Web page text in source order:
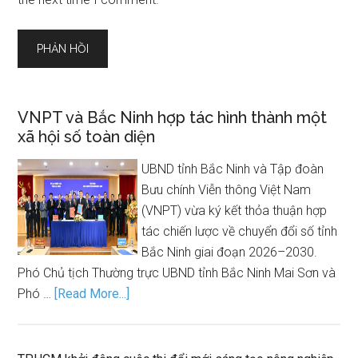
VNPT và Bắc Ninh hợp tác hình thành một
xã hội số toàn diện
UBND tỉnh Bắc Ninh và Tập đoàn
Bưu chính Viễn thông Việt Nam
(VNPT) vừa ký kết thỏa thuận hợp
tác chiến lược về chuyển đổi số tỉnh
Bắc Ninh giai đoạn 2026–2030.
Phó Chủ tịch Thường trực UBND tỉnh Bắc Ninh Mai Sơn và
Phó … [Read More...]